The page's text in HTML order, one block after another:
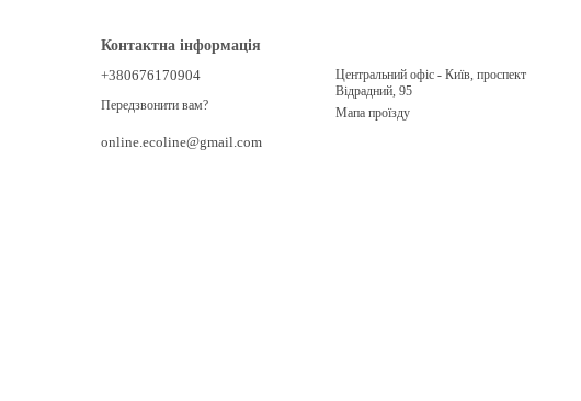
Контактна інформація
+380676170904
Передзвонити вам?
online.ecoline@gmail.com
Центральний офіс - Київ, проспект
Відрадний, 95
Мапа проїзду